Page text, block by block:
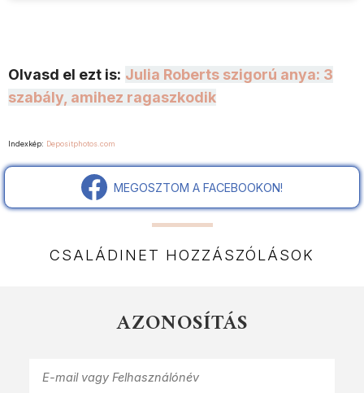
Olvasd el ezt is: Julia Roberts szigorú anya: 3
szabály, amihez ragaszkodik
Indexkép: Depositphotos.com
MEGOSZTOM A FACEBOOKON!
CSALÁDINET HOZZÁSZÓLÁSOK
AZONOSÍTÁS